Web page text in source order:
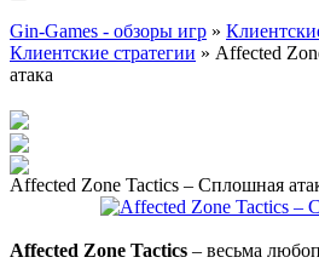
Gin-Games - обзоры игр »
Клиентские стратегии » Affected
атака
Affected Zone Tactics – Сплошная
Affected Zone Tactics – весьма